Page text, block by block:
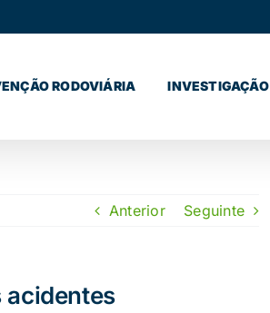
RODOVIÁRIA INVESTIGAÇÃO
Anterior Seguinte
acidentes